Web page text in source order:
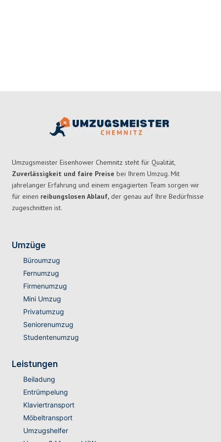
Umzugsmeister Eisenhower Chemnitz steht für Qualität,
Zuverlässigkeit und faire Preise bei Ihrem Umzug. Mit
jahrelanger Erfahrung und einem engagierten Team sorgen wir
für einen reibungslosen Ablauf, der genau auf Ihre Bedürfnisse
zugeschnitten ist.
Umzüge
Büroumzug
Fernumzug
Firmenumzug
Mini Umzug
Privatumzug
Seniorenumzug
Studentenumzug
Leistungen
Beiladung
Entrümpelung
Klaviertransport
Möbeltransport
Umzugshelfer